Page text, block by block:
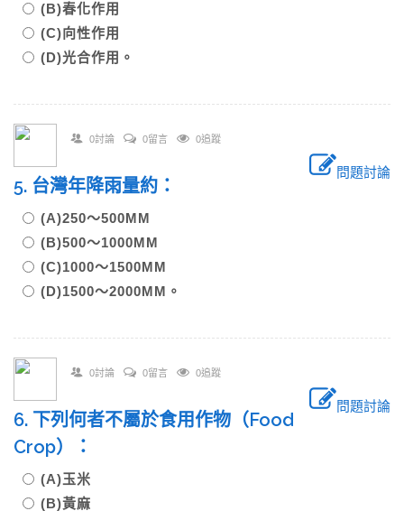
(B)春化作用
(C)向性作用
(D)光合作用。
0討論 0留言 0追蹤
問題討論
5. 台灣年降雨量約：
(A)250～500MM
(B)500～1000MM
(C)1000～1500MM
(D)1500～2000MM。
0討論 0留言 0追蹤
問題討論
6. 下列何者不屬於食用作物（Food
Crop）：
(A)玉米
(B)黃麻